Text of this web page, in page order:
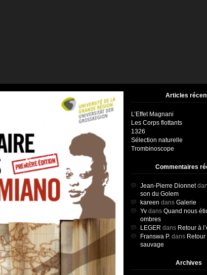
Articles
L’Effet Magnani
Les Corps flottants
1326
Sélection naturelle
Trombinoscope
Commentaires
Jean-Pierre Dionnet
son du Golem
kareen dans Galerie
Yv dans Quand nous
ombres
LEGER dans Retour à
Franswa P. dans Retour
sauvage
Archives